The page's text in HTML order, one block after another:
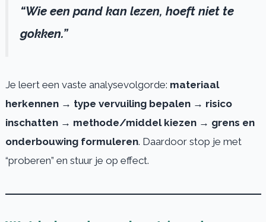
“Wie een pand kan lezen, hoeft niet te
gokken.”
Je leert een vaste analysevolgorde: materiaal
herkennen → type vervuiling bepalen → risico
inschatten → methode/middel kiezen → grens en
onderbouwing formuleren. Daardoor stop je met
“proberen” en stuur je op effect.